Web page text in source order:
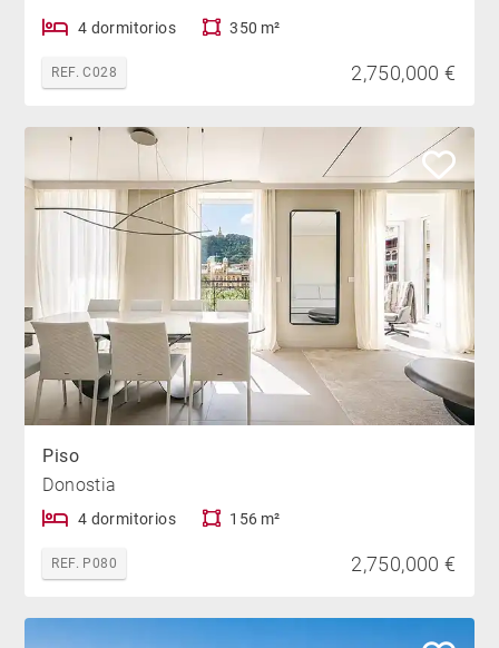
4 dormitorios 350 m²
REF. C028 2,750,000 €
Piso
Donostia
4 dormitorios 156 m²
REF. P080 2,750,000 €